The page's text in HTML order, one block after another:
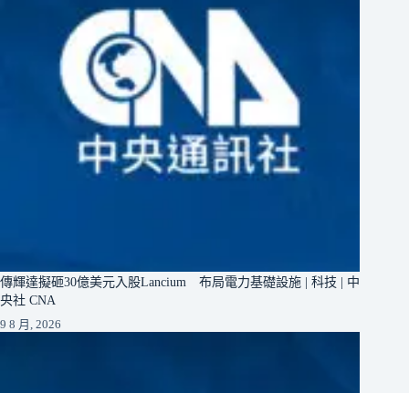
傳輝達擬砸30億美元入股Lancium 布局電力基礎設施 | 科技 | 中
央社 CNA
9 8 月, 2026